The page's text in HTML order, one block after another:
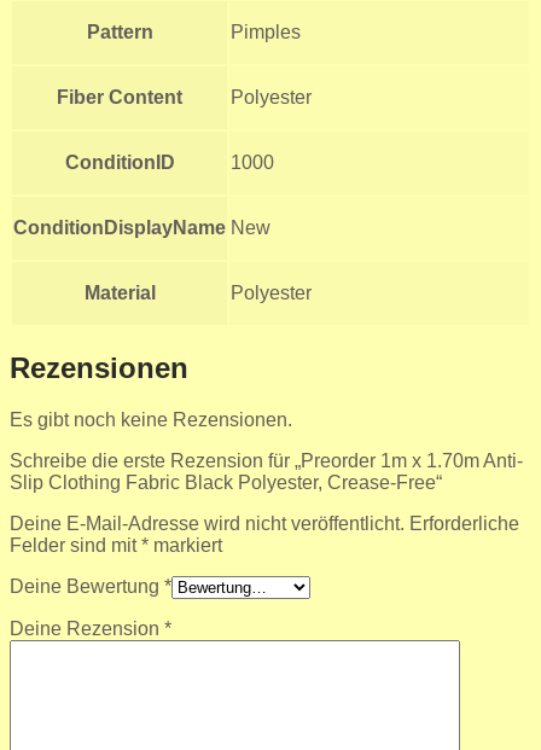
Pattern Pimples
Fiber Content Polyester
ConditionID 1000
ConditionDisplayName New
Material Polyester
Rezensionen
Es gibt noch keine Rezensionen.
Schreibe die erste Rezension für „Preorder 1m x 1.70m Anti-
Slip Clothing Fabric Black Polyester, Crease-Free“
Deine E-Mail-Adresse wird nicht veröffentlicht. Erforderliche
Felder sind mit* markiert
Deine Bewertung *
Deine Rezension *